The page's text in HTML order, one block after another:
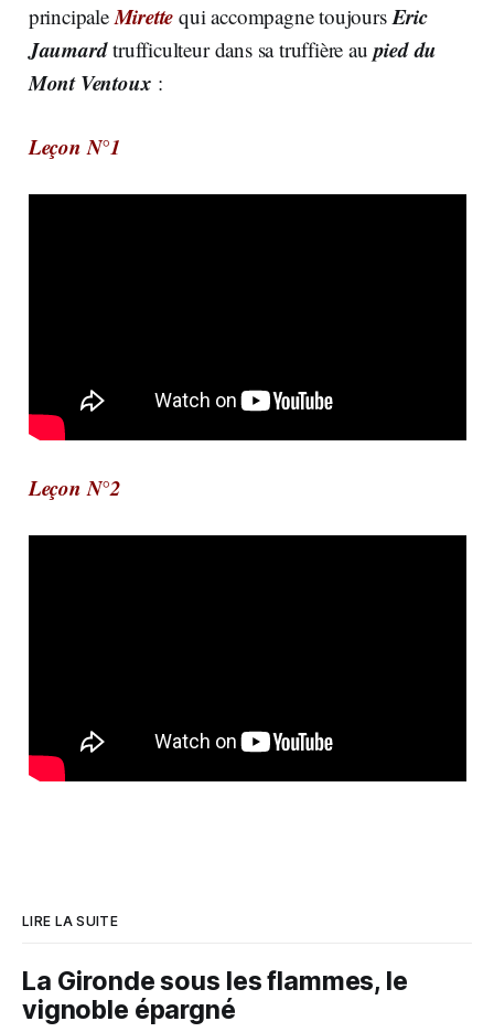
principaleMirette qui accompagne toujoursEric
Jaumardtrufficulteur dans sa truffière aupied du
Mont Ventoux :
Leçon N°1
Leçon N°2
LIRE LA SUITE
La Gironde sous les flammes, le
vignoble épargné